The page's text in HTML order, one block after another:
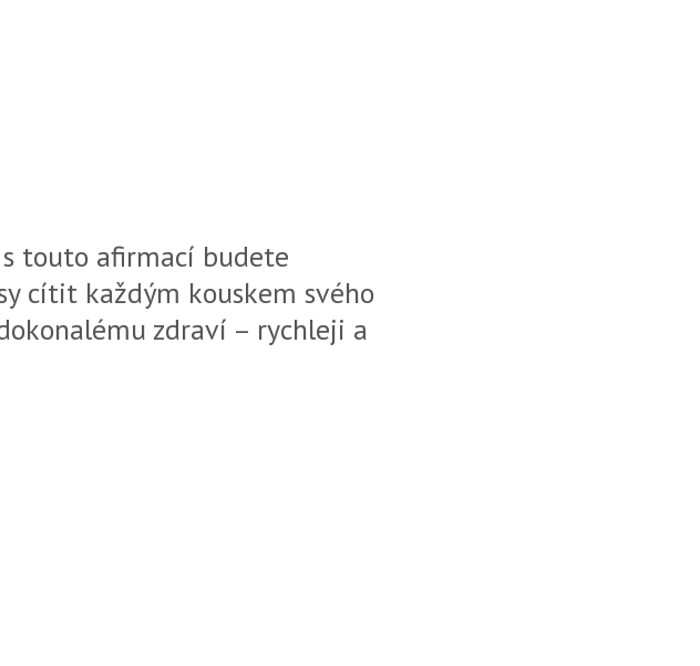
touto afirmací budete
cítit každým kouskem svého
zdraví – rychleji a